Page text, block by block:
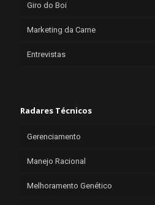
Giro do Boi
Marketing da Carne
Entrevistas
Radares Técnicos
Gerenciamento
Manejo Racional
Melhoramento Genético